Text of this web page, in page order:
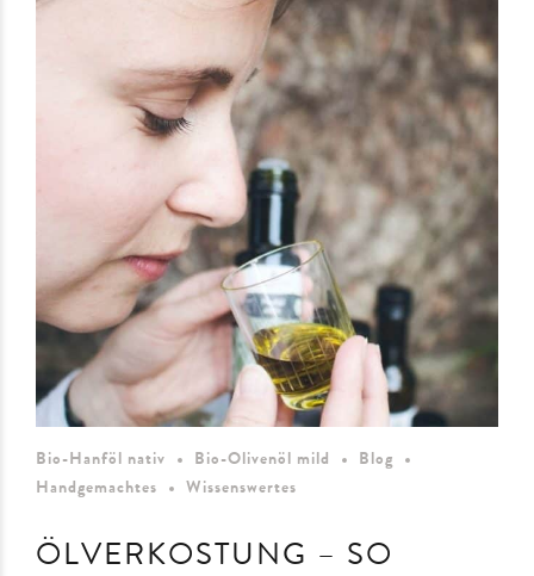
Bio-Hanföl nativ Bio-Olivenöl mild
Blog
Handgemachtes
Wissenswertes
ÖLVERKOSTUNG – SO